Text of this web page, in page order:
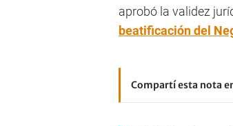
aprobó la validez
beatificación del
Compartí esta nota